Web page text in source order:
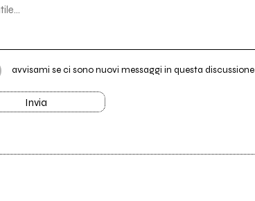
avvisami se ci sono nuovi messaggi in questa discussione
Invia